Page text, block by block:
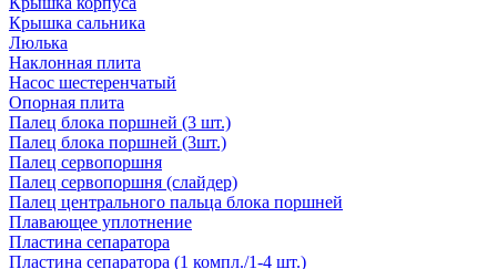
Крышка сальника
Люлька
Наклонная плита
Насос шестеренчатый
Опорная плита
Палец блока поршней (3 шт.)
Палец блока поршней (3шт.)
Палец сервопоршня
Палец сервопоршня (слайдер)
Палец центрального пальца блока поршней
Плавающее уплотнение
Пластина сепаратора
Пластина сепаратора (1 компл./1-4 шт.)